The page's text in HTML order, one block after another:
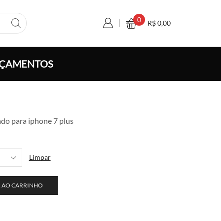
0 R$0,00
190,00
para iphone 7 plus
Limpar
CARRINHO